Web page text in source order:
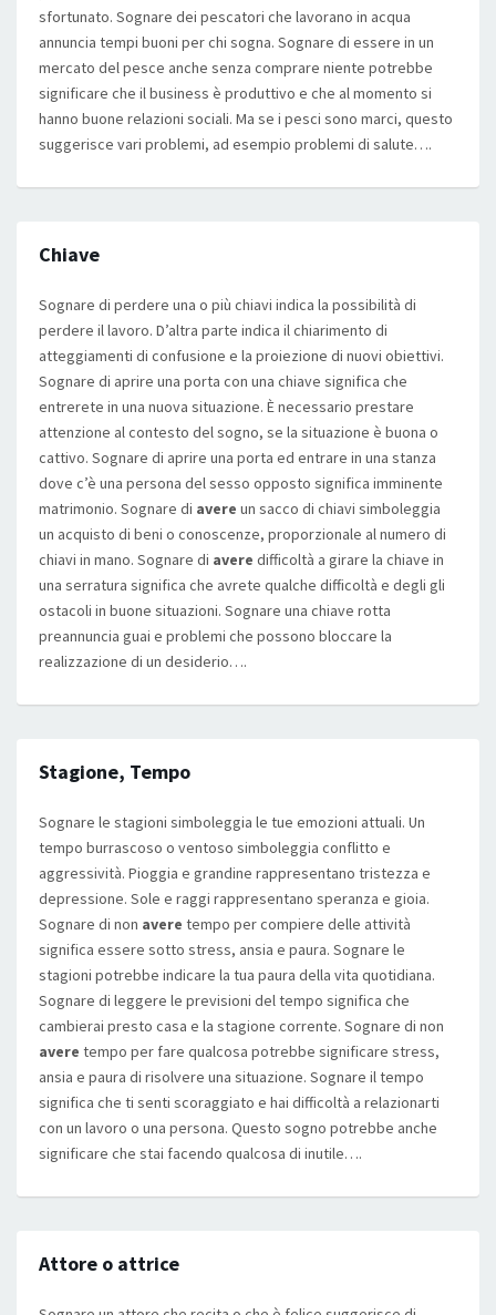
sfortunato. Sognare dei pescatori che lavorano in acqua
annuncia tempi buoni per chi sogna. Sognare di essere in un
mercato del pesce anche senza comprare niente potrebbe
significare che il business è produttivo e che al momento si
hanno buone relazioni sociali. Ma se i pesci sono marci, questo
suggerisce vari problemi, ad esempio problemi di salute….
Chiave
Sognare di perdere una o più chiavi indica la possibilità di
perdere il lavoro. D’altra parte indica il chiarimento di
atteggiamenti di confusione e la proiezione di nuovi obiettivi.
Sognare di aprire una porta con una chiave significa che
entrerete in una nuova situazione. È necessario prestare
attenzione al contesto del sogno, se la situazione è buona o
cattivo. Sognare di aprire una porta ed entrare in una stanza
dove c’è una persona del sesso opposto significa imminente
matrimonio. Sognare di avere un sacco di chiavi simboleggia
un acquisto di beni o conoscenze, proporzionale al numero di
chiavi in mano. Sognare di avere difficoltà a girare la chiave in
una serratura significa che avrete qualche difficoltà e degli gli
ostacoli in buone situazioni. Sognare una chiave rotta
preannuncia guai e problemi che possono bloccare la
realizzazione di un desiderio….
Stagione, Tempo
Sognare le stagioni simboleggia le tue emozioni attuali. Un
tempo burrascoso o ventoso simboleggia conflitto e
aggressività. Pioggia e grandine rappresentano tristezza e
depressione. Sole e raggi rappresentano speranza e gioia.
Sognare di non avere tempo per compiere delle attività
significa essere sotto stress, ansia e paura. Sognare le
stagioni potrebbe indicare la tua paura della vita quotidiana.
Sognare di leggere le previsioni del tempo significa che
cambierai presto casa e la stagione corrente. Sognare di non
avere tempo per fare qualcosa potrebbe significare stress,
ansia e paura di risolvere una situazione. Sognare il tempo
significa che ti senti scoraggiato e hai difficoltà a relazionarti
con un lavoro o una persona. Questo sogno potrebbe anche
significare che stai facendo qualcosa di inutile….
Attore o attrice